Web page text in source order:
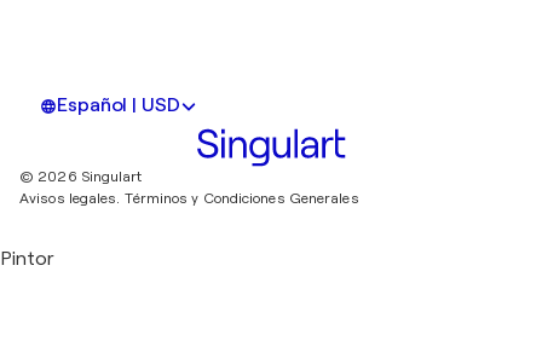
Español | USD
© 2026 Singulart
Avisos legales. Términos y Condiciones Generales
Pintor